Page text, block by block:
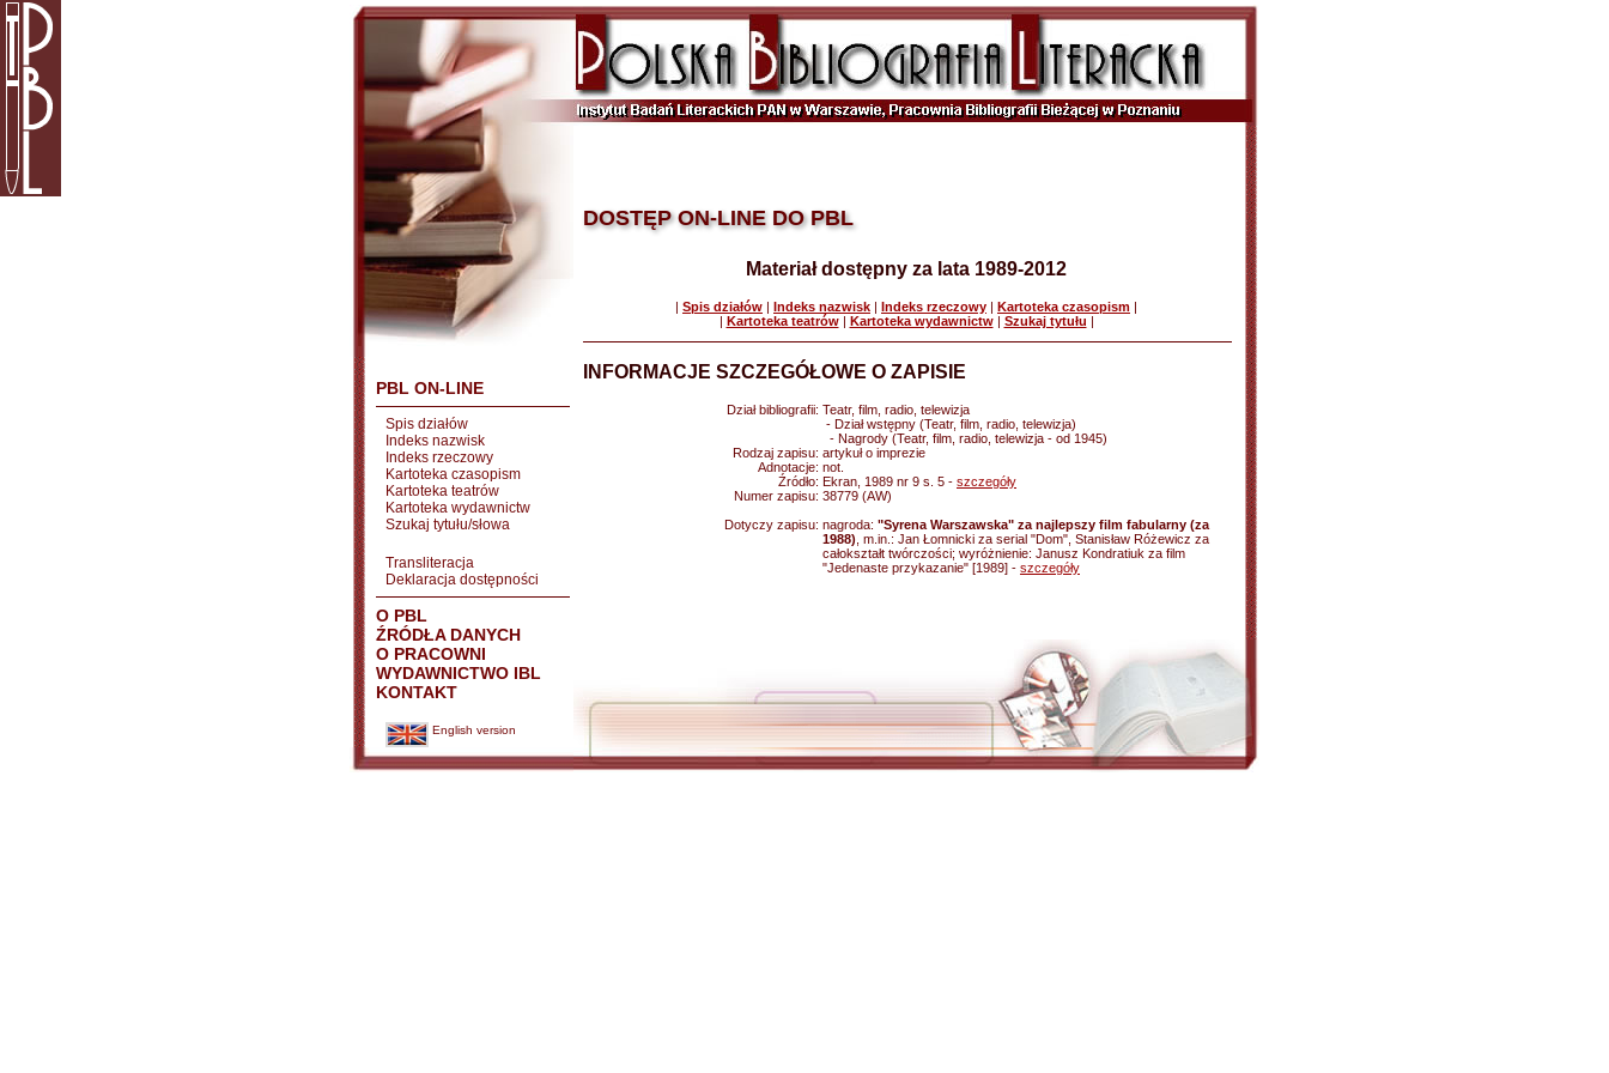
PBL ON-LINE
Spis działów
Indeks nazwisk
Indeks rzeczowy
Kartoteka czasopism
Kartoteka teatrów
Kartoteka wydawnictw
Szukaj tytułu/słowa
Transliteracja
Deklaracja dostępności
O PBL
ŹRÓDŁA DANYCH
O PRACOWNI
WYDAWNICTWO IBL
KONTAKT
English version
DOSTĘP ON-LINE DO PBL
Materiał dostępny za lata 1989-2012
| Spis działów | Indeks nazwisk | Indeks rzeczowy | Kartoteka czasopism |
| Kartoteka teatrów| Kartoteka wydawnictw| Szukaj tytułu |
INFORMACJE SZCZEGÓŁOWE O ZAPISIE
Dział bibliografii: Teatr, film, radio, telewizja
- Dział wstępny (Teatr, film, radio, telewizja)
- Nagrody (Teatr, film, radio, telewizja - od 1945)
Rodzaj zapisu: artykuł o imprezie
Adnotacje: not.
Źródło: Ekran, 1989 nr 9 s. 5 - szczegóły
Numer zapisu: 38779 (AW)
Dotyczy zapisu: nagroda: "Syrena Warszawska" za najlepszy film fabularny (za
1988) , m.in.: Jan Łomnicki za serial "Dom", Stanisław Różewicz za
całokształt twórczości; wyróżnienie: Janusz Kondratiuk za film
"Jedenaste przykazanie" [1989] - szczegóły